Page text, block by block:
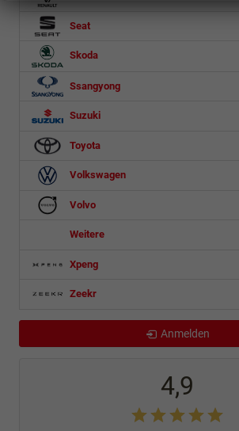
Seat
Skoda
Ssangyong
Suzuki
Toyota
Volkswagen
Volvo
Weitere
Xpeng
Zeekr
Anmelden
4,9